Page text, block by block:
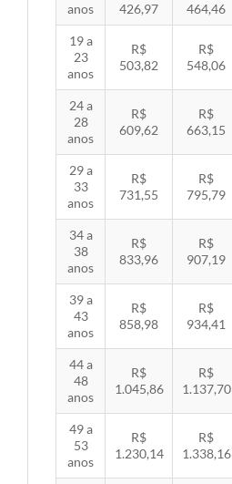
anos 426,97 464,46
19 a
23
anos
R$
503,82
R$
548,06
24 a
28
anos
R$
609,62
R$
663,15
29 a
33
anos
R$
731,55
R$
795,79
34 a
38
anos
R$
833,96
R$
907,19
39 a
43
anos
R$
858,98
R$
934,41
44 a
48
anos
R$
1.045,86
R$
1.137,70
49 a
53
anos
R$
1.230,14
R$
1.338,16